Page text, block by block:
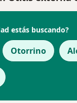
estás buscando?
Otorrino